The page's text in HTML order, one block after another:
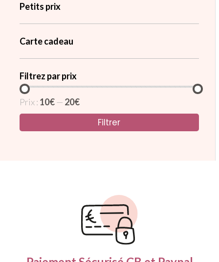
Petits prix
Carte cadeau
Filtrez par prix
Filtrer
Prix : 10€— 20€